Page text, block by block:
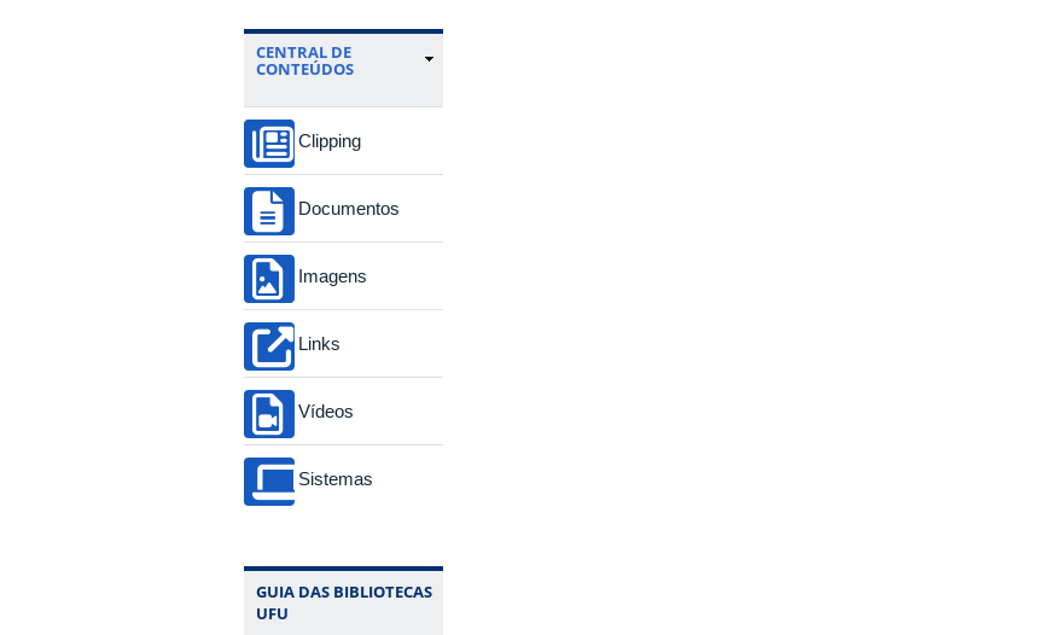
CENTRAL DE
CONTEÚDOS
Clipping
Documentos
Imagens
Links
Vídeos
Sistemas
GUIA DAS BIBLIOTECAS
UFU